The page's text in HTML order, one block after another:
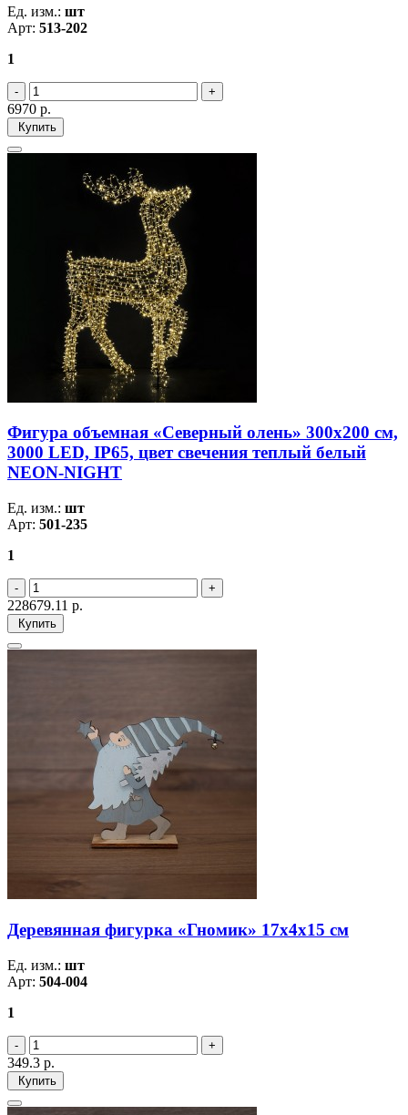
Ед. изм.: шт
Арт: 513-202
1
6970 р.
Купить
Фигура объемная «Северный олень» 300х200 см,
3000 LED, IP65, цвет свечения теплый белый
NEON-NIGHT
Ед. изм.: шт
Арт: 501-235
1
228679.11 р.
Купить
Деревянная фигурка «Гномик» 17х4х15 см
Ед. изм.: шт
Арт: 504-004
1
349.3 р.
Купить